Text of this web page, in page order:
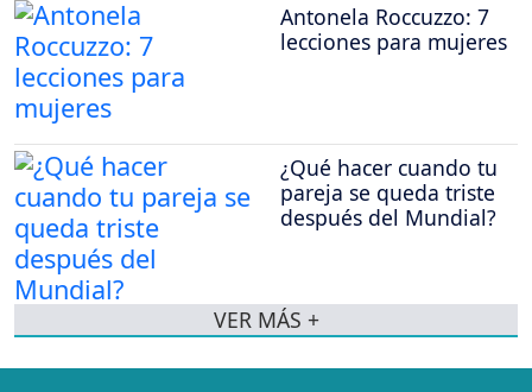
Antonela Roccuzzo: 7
lecciones para mujeres
¿Qué hacer cuando tu
pareja se queda triste
después del Mundial?
VER MÁS +